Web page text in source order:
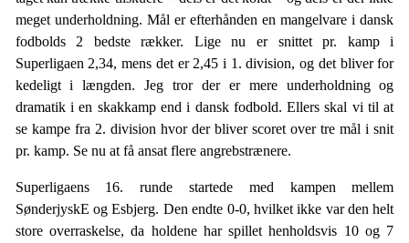
meget underholdning. Mål er efterhånden en mangelvare i dansk
fodbolds 2 bedste rækker. Lige nu er snittet pr. kamp i
Superligaen 2,34, mens det er 2,45 i 1. division, og det bliver for
kedeligt i længden. Jeg tror der er mere underholdning og
dramatik i en skakkamp end i dansk fodbold. Ellers skal vi til at
se kampe fra 2. division hvor der bliver scoret over tre mål i snit
pr. kamp. Se nu at få ansat flere angrebstrænere.
Superligaens 16. runde startede med kampen mellem
SønderjyskE og Esbjerg. Den endte 0-0, hvilket ikke var den helt
store overraskelse, da holdene har spillet henholdsvis 10 og 7